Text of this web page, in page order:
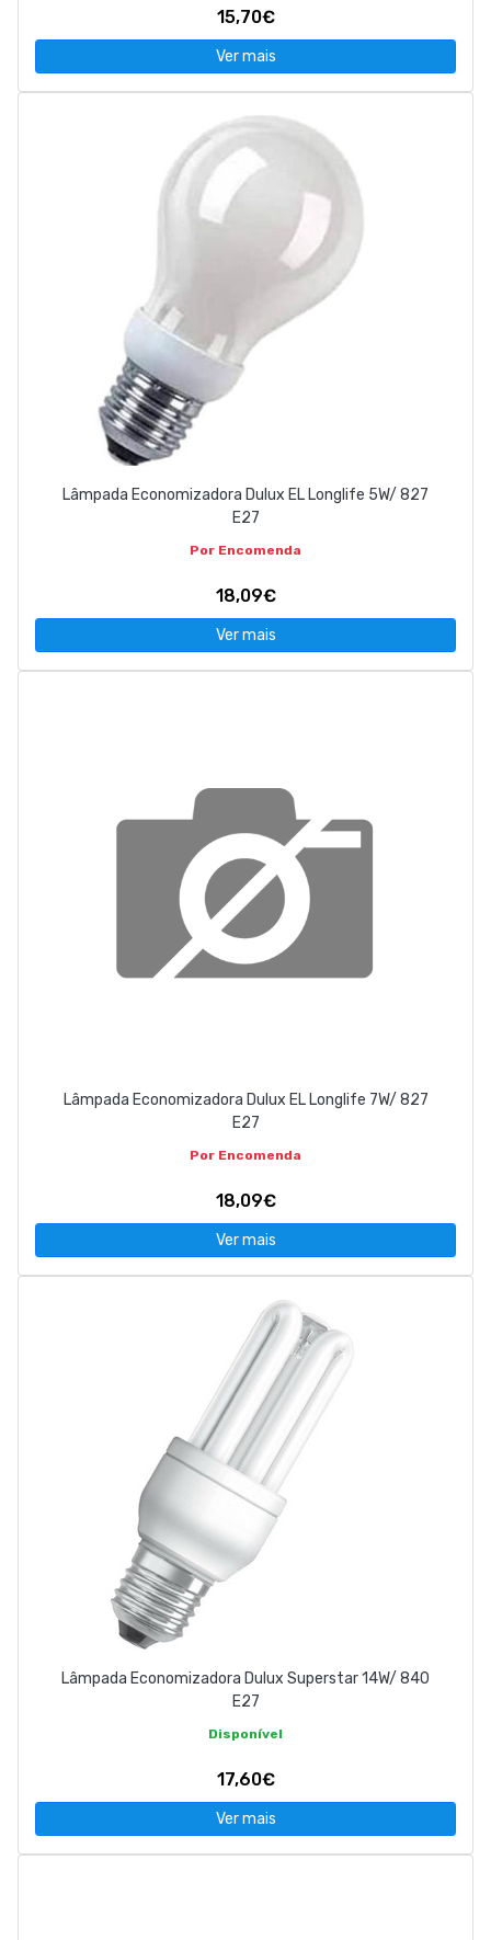
15,70€
Ver mais
Lâmpada Economizadora Dulux EL Longlife 5W/ 827
E27
Por Encomenda
18,09€
Ver mais
Lâmpada Economizadora Dulux EL Longlife 7W/ 827
E27
Por Encomenda
18,09€
Ver mais
Lâmpada Economizadora Dulux Superstar 14W/ 840
E27
Disponível
17,60€
Ver mais